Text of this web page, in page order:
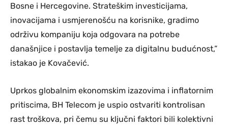
Bosne i Hercegovine. Strateškim investicijama,
inovacijama i usmjerenošću na korisnike, gradimo
održivu kompaniju koja odgovara na potrebe
današnjice i postavlja temelje za digitalnu budućnost,”
istakao je Kovačević.
Uprkos globalnim ekonomskim izazovima i inflatornim
pritiscima, BH Telecom je uspio ostvariti kontrolisan
rast troškova, pri čemu su ključni faktori bili kolektivni